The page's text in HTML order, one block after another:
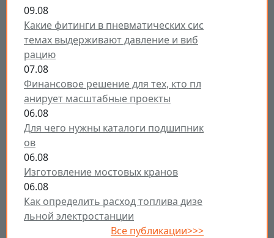
09.08
Какие фитинги в пневматических сис
темах выдерживают давление и виб
рацию
07.08
Финансовое решение для тех, кто пл
анирует масштабные проекты
06.08
Для чего нужны каталоги подшипник
ов
06.08
Изготовление мостовых кранов
06.08
Как определить расход топлива дизе
льной электростанции
Все публикации>>>